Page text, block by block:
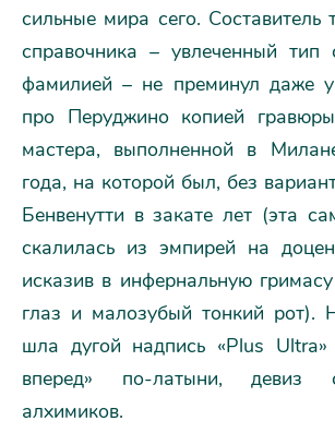
сильные мира сего. Составитель
справочника – увлеченный
фамилией – не преминул даже
про Перуджино копией гравюры
мастера, выполненной в
года, на которой был, без
Бенвенутти в закате лет (эта
скалилась из эмпирей на
исказив в инфернальную
глаз и малозубый тонкий рот).
шла дугой надпись «Plus
вперед» по-латыни, девиз
алхимиков.